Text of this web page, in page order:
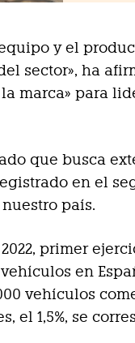
y el
sector», ha
marca» para
que busca
en el
país.
primer
en
vehículos
el 1,5%, se